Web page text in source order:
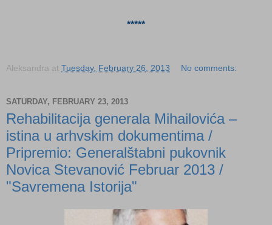
*****
Aleksandra at Tuesday, February 26, 2013 No comments:
SATURDAY, FEBRUARY 23, 2013
Rehabilitacija generala Mihailovića –
istina u arhvskim dokumentima /
Pripremio: Generalštabni pukovnik
Novica Stevanоvić Februar 2013 /
"Savremena Istorija"